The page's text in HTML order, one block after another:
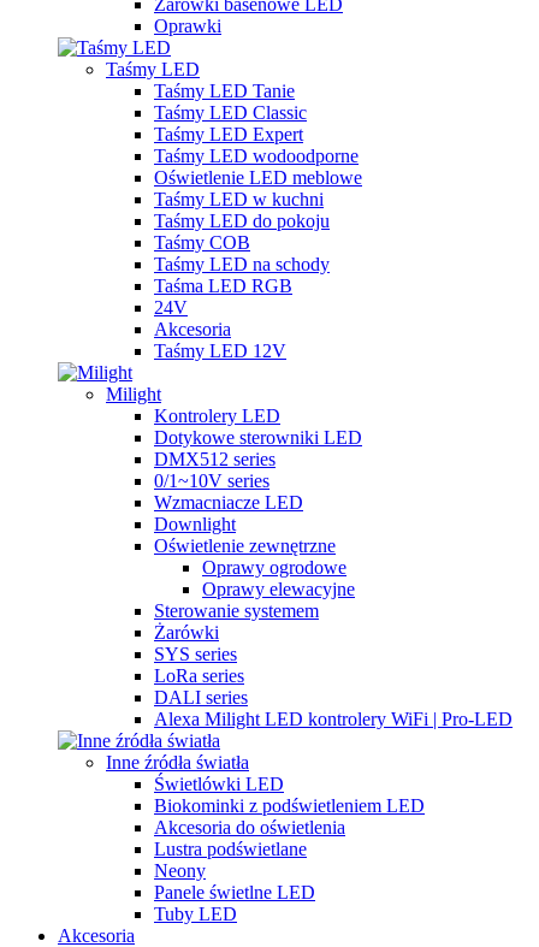
Żarówki basenowe LED
Oprawki
Taśmy LED
Taśmy LED Tanie
Taśmy LED Classic
Taśmy LED Expert
Taśmy LED wodoodporne
Oświetlenie LED meblowe
Taśmy LED w kuchni
Taśmy LED do pokoju
Taśmy COB
Taśmy LED na schody
Taśma LED RGB
24V
Akcesoria
Taśmy LED 12V
Milight
Kontrolery LED
Dotykowe sterowniki LED
DMX512 series
0/1~10V series
Wzmacniacze LED
Downlight
Oświetlenie zewnętrzne
Oprawy ogrodowe
Oprawy elewacyjne
Sterowanie systemem
Żarówki
SYS series
LoRa series
DALI series
Alexa Milight LED kontrolery WiFi | Pro-LED
Inne źródła światła
Świetlówki LED
Biokominki z podświetleniem LED
Akcesoria do oświetlenia
Lustra podświetlane
Neony
Panele świetlne LED
Tuby LED
Akcesoria